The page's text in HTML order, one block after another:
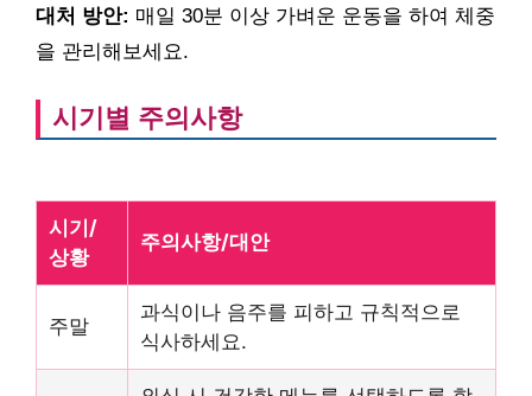
대처 방안: 매일 30분 이상 가벼운 운동을 하여 체중
을 관리해보세요.
시기별 주의사항
시기/
상황
주의사항/대안
주말
과식이나 음주를 피하고 규칙적으로
식사하세요.